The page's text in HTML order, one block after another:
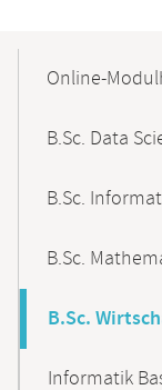
NavigationOnline-
B.Sc. Data
B.Sc.
B.Sc.
B.Sc.
Informatik